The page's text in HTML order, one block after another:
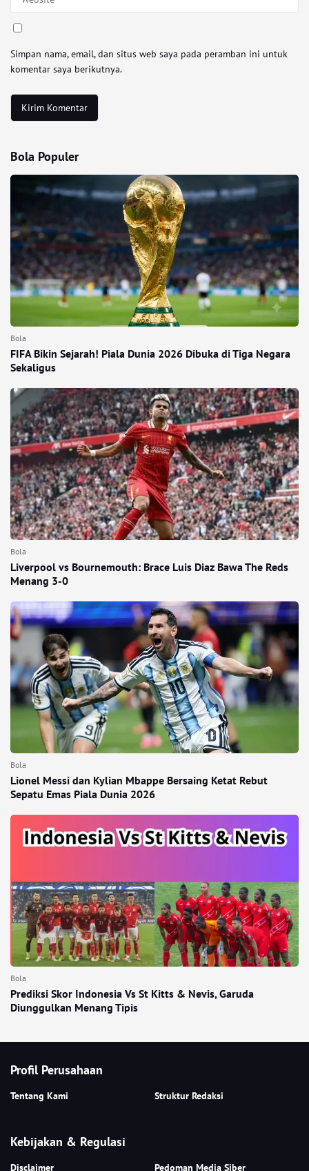
Simpan nama, email, dan situs web saya pada peramban ini untuk
komentar saya berikutnya.
Bola Populer
Bola
FIFA Bikin Sejarah! Piala Dunia 2026 Dibuka di Tiga Negara
Sekaligus
Bola
Liverpool vs Bournemouth: Brace Luis Diaz Bawa The Reds
Menang 3-0
Bola
Lionel Messi dan Kylian Mbappe Bersaing Ketat Rebut
Sepatu Emas Piala Dunia 2026
Bola
Prediksi Skor Indonesia Vs St Kitts & Nevis, Garuda
Diunggulkan Menang Tipis
Profil Perusahaan
Tentang Kami Struktur Redaksi
Kebijakan & Regulasi
Disclaimer Pedoman Media Siber